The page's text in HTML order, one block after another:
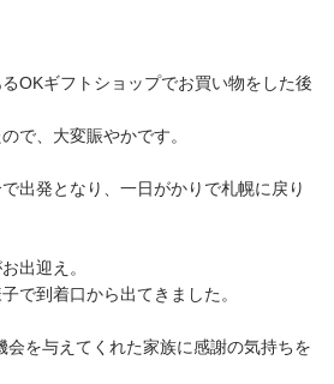
OKギフトショップでお買い物をした後
で、大変賑やかです。
出発となり、一日がかりで札幌に戻り
出迎え。
で到着口から出てきました。
会を与えてくれた家族に感謝の気持ちを